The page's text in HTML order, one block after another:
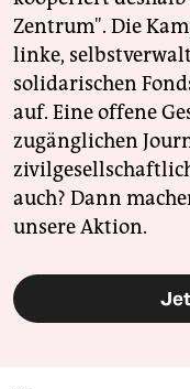
Zentrum". Die
linke,
solidarischen
auf. Eine offene
zugänglichen
auch? Dann
unsere Aktion.